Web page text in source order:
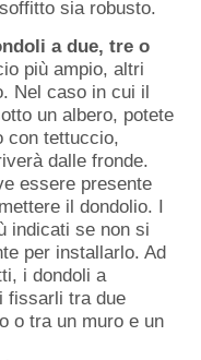
sia robusto.
a due, tre o
più ampio, altri
Nel caso in cui il
un albero, potete
con tettuccio,
dalle fronde.
essere presente
il dondolio. I
indicati se non si
per installarlo. Ad
i dondoli a
fissarli tra due
o tra un muro e un